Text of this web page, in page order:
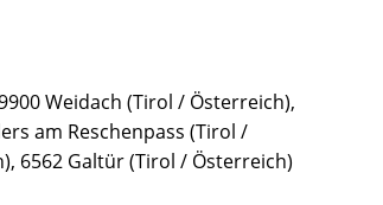
Weidach (Tirol / Österreich),
am Reschenpass (Tirol /
6562 Galtür (Tirol / Österreich)